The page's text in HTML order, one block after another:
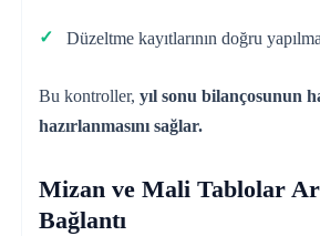
Düzeltme kayıtlarının doğru
Bu kontroller, yıl sonu bilançosunun
hazırlanmasını sağlar.
Mizan ve Mali Tablolar
Bağlantı